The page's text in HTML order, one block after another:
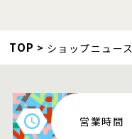
TOP ショップニュース
営業時間